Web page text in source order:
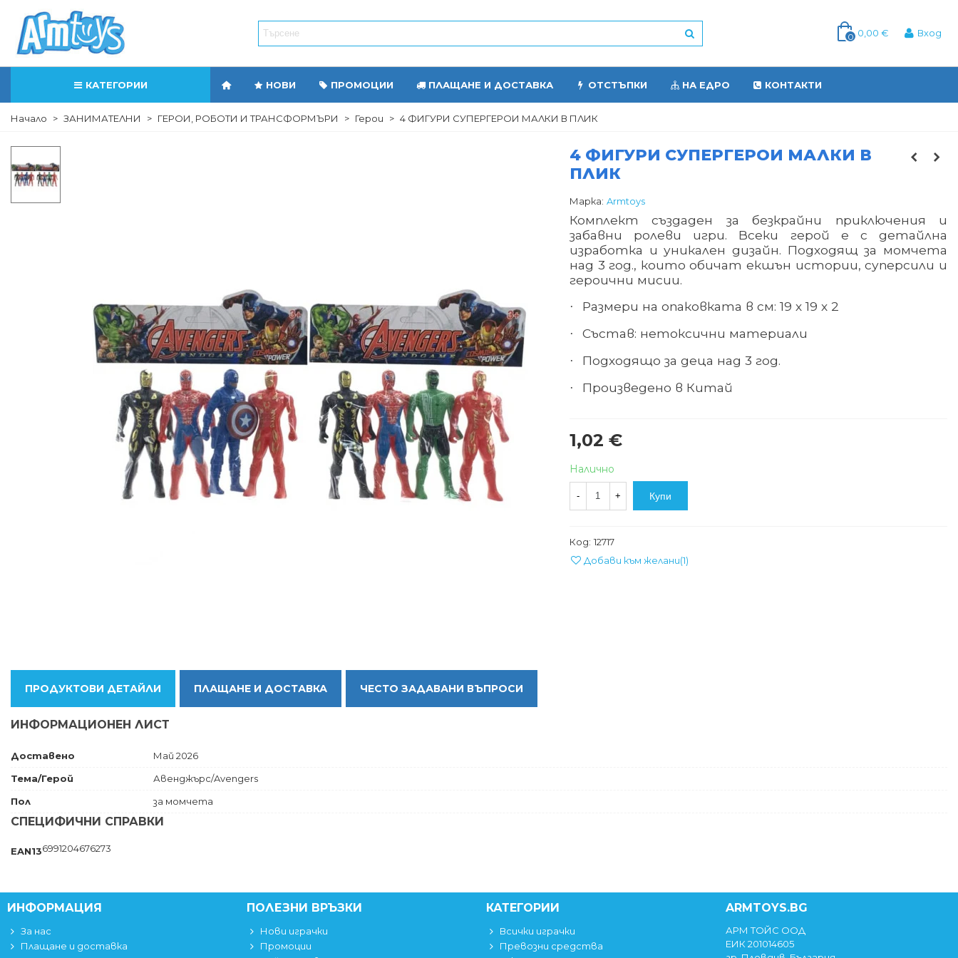
0 0,00 € Вход
КАТЕГОРИИ НОВИ ПРОМОЦИИ ПЛАЩАНЕ И ДОСТАВКА ОТСТЪПКИ НА ЕДРО КОНТАКТИ
Начало > ЗАНИМАТЕЛНИ > ГЕРОИ, РОБОТИ И ТРАНСФОРМЪРИ > Герои > 4 ФИГУРИ СУПЕРГЕРОИ МАЛКИ В ПЛИК
4 ФИГУРИ СУПЕРГЕРОИ МАЛКИ В
ПЛИК
Марка: Armtoys
Комплект създаден за безкрайни приключения и
забавни ролеви игри. Всеки герой е с детайлна
изработка и уникален дизайн. Подходящ за момчета
над 3 год., които обичат екшън истории, суперсили и
героични мисии.
· Размери на опаковката в см: 19 х 19 х 2
· Състав: нетоксични материали
· Подходящо за деца над 3 год.
· Произведено в Китай
1,02 €
Налично
- + Купи
Код: 12717
Добави към желани(1)
ПРОДУКТОВИ ДЕТАЙЛИ ПЛАЩАНЕ И ДОСТАВКА ЧЕСТО ЗАДАВАНИ ВЪПРОСИ
ИНФОРМАЦИОНЕН ЛИСТ
Доставено
Май 2026
Тема/Герой
Авенджърс/Avengers
Пол
за момчета
СПЕЦИФИЧНИ СПРАВКИ
EAN136991204676273
ИНФОРМАЦИЯ
За нас
Плащане и доставка
ПОЛЕЗНИ ВРЪЗКИ
Нови играчки
Промоции
КАТЕГОРИИ
Всички играчки
Превозни средства
ARMTOYS.BG
АРМ ТОЙС ООД
ЕИК 201014605